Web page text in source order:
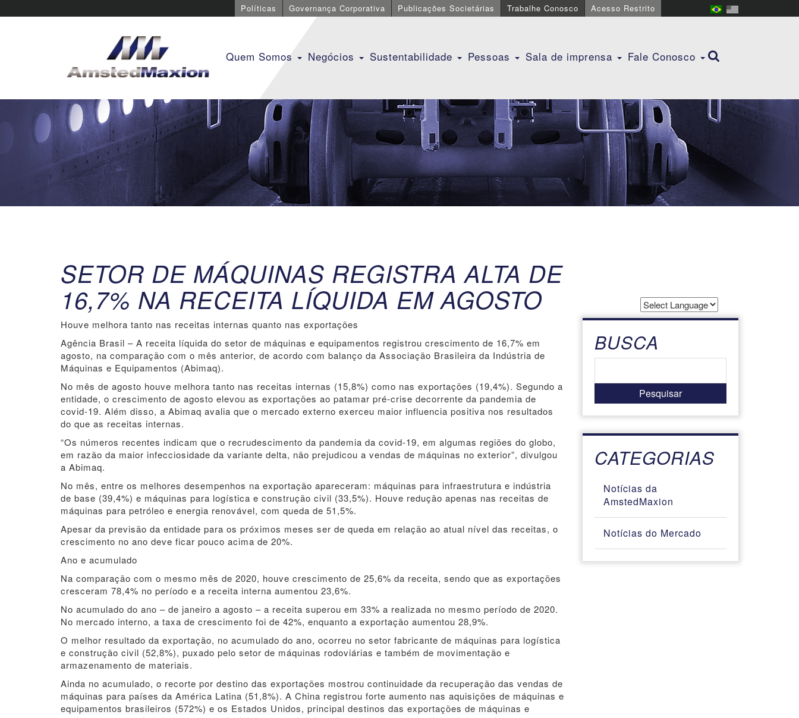
Políticas Governança Corporativa Publicações Societárias Trabalhe Conosco Acesso Restrito
Quem Somos Negócios Sustentabilidade Pessoas Sala de imprensa Fale Conosco
SETOR DE MÁQUINAS REGISTRA ALTA DE
16,7% NA RECEITA LÍQUIDA EM AGOSTO
Powered by
Houve melhora tanto nas receitas internas quanto nas exportações
Agência Brasil – A receita líquida do setor de máquinas e equipamentos registrou crescimento de 16,7% em
agosto, na comparação com o mês anterior, de acordo com balanço da Associação Brasileira da Indústria de
Máquinas e Equipamentos (Abimaq).
No mês de agosto houve melhora tanto nas receitas internas (15,8%) como nas exportações (19,4%). Segundo a
entidade, o crescimento de agosto elevou as exportações ao patamar pré-crise decorrente da pandemia de
covid-19. Além disso, a Abimaq avalia que o mercado externo exerceu maior influencia positiva nos resultados
do que as receitas internas.
“Os números recentes indicam que o recrudescimento da pandemia da covid-19, em algumas regiões do globo,
em razão da maior infecciosidade da variante delta, não prejudicou a vendas de máquinas no exterior”, divulgou
a Abimaq.
No mês, entre os melhores desempenhos na exportação apareceram: máquinas para infraestrutura e indústria
de base (39,4%) e máquinas para logística e construção civil (33,5%). Houve redução apenas nas receitas de
máquinas para petróleo e energia renovável, com queda de 51,5%.
Apesar da previsão da entidade para os próximos meses ser de queda em relação ao atual nível das receitas, o
crescimento no ano deve ficar pouco acima de 20%.
Ano e acumulado
Na comparação com o mesmo mês de 2020, houve crescimento de 25,6% da receita, sendo que as exportações
cresceram 78,4% no período e a receita interna aumentou 23,6%.
No acumulado do ano – de janeiro a agosto – a receita superou em 33% a realizada no mesmo período de 2020.
No mercado interno, a taxa de crescimento foi de 42%, enquanto a exportação aumentou 28,9%.
O melhor resultado da exportação, no acumulado do ano, ocorreu no setor fabricante de máquinas para logística
e construção civil (52,8%), puxado pelo setor de máquinas rodoviárias e também de movimentação e
armazenamento de materiais.
Ainda no acumulado, o recorte por destino das exportações mostrou continuidade da recuperação das vendas de
máquinas para países da América Latina (51,8%). A China registrou forte aumento nas aquisições de máquinas e
equipamentos brasileiros (572%) e os Estados Unidos, principal destinos das exportações de máquinas e
BUSCA
CATEGORIAS
Notícias da
AmstedMaxion
Notícias do Mercado